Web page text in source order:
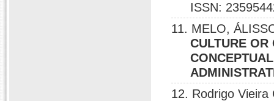
ISSN:
11. MELO,
CULTURE OR
12. Rodrigo